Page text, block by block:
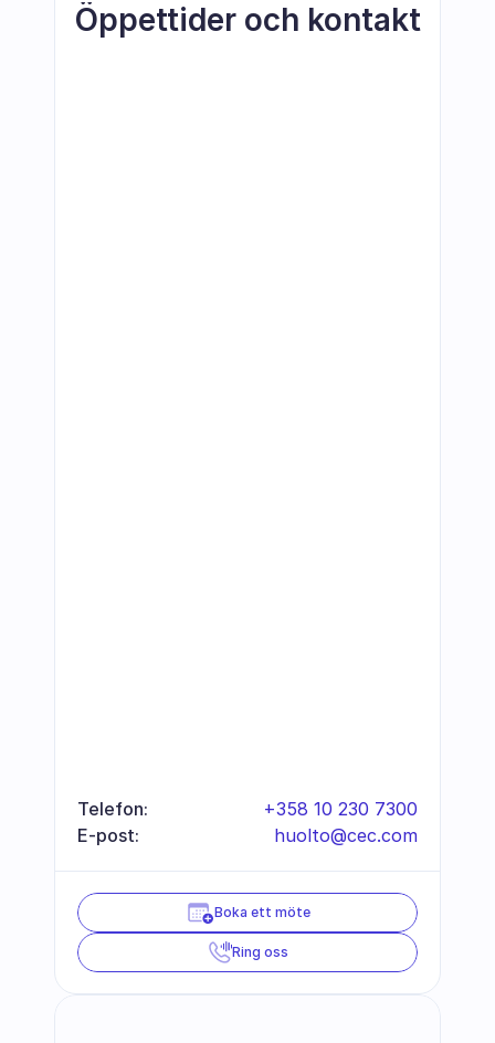
Öppettider och kontakt
Telefon:
+358 10 230 7300
E-post:
huolto@cec.com
Boka ett möte
Ring oss